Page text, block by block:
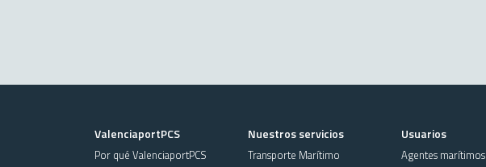
ValenciaportPCS
Por qué ValenciaportPCS
Nuestros servicios
Transporte Marítimo
Usuarios
Agentes marítimos